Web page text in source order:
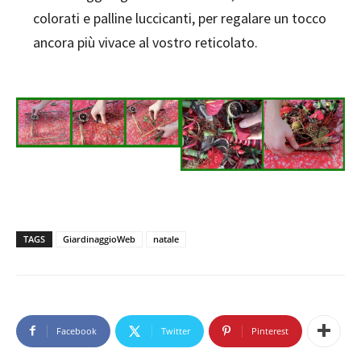
colorati e palline luccicanti, per regalare un tocco
ancora più vivace al vostro reticolato.
TAGS GiardinaggioWeb natale
Facebook Twitter Pinterest